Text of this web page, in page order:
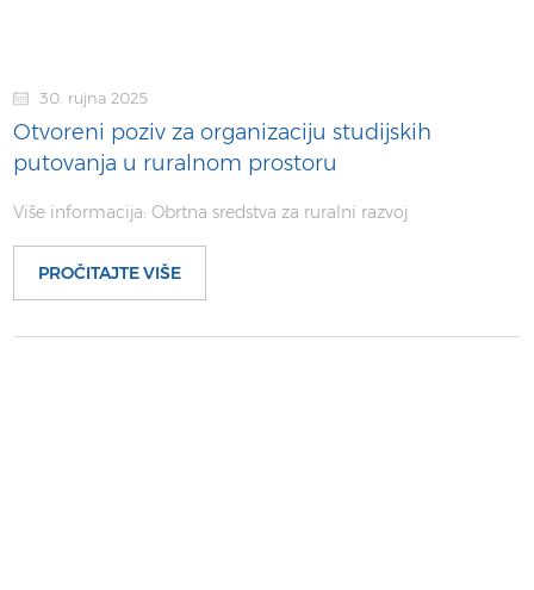
30. rujna 2025
Otvoreni poziv za organizaciju studijskih
putovanja u ruralnom prostoru
Više informacija: Obrtna sredstva za ruralni razvoj
PROČITAJTE VIŠE